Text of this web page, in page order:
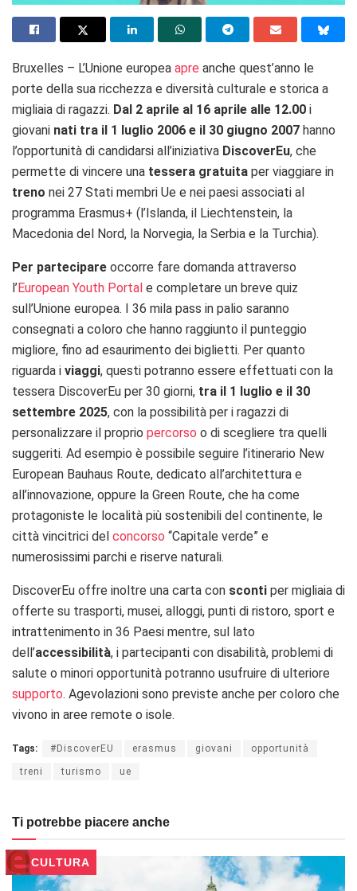
Bruxelles – L’Unione europea apre anche quest’anno le
porte della sua ricchezza e diversità culturale e storica a
migliaia di ragazzi. Dal 2 aprile al 16 aprile alle 12.00 i
giovani nati tra il 1 luglio 2006 e il 30 giugno 2007 hanno
l’opportunità di candidarsi all’iniziativa DiscoverEu, che
permette di vincere una tessera gratuita per viaggiare in
treno nei 27 Stati membri Ue e nei paesi associati al
programma Erasmus+ (l’Islanda, il Liechtenstein, la
Macedonia del Nord, la Norvegia, la Serbia e la Turchia).
Per partecipare occorre fare domanda attraverso
l’European Youth Portal e completare un breve quiz
sull’Unione europea. I 36 mila pass in palio saranno
consegnati a coloro che hanno raggiunto il punteggio
migliore, fino ad esaurimento dei biglietti. Per quanto
riguarda i viaggi, questi potranno essere effettuati con la
tessera DiscoverEu per 30 giorni, tra il 1 luglio e il 30
settembre 2025, con la possibilità per i ragazzi di
personalizzare il proprio percorso o di scegliere tra quelli
suggeriti. Ad esempio è possibile seguire l’itinerario New
European Bauhaus Route, dedicato all’architettura e
all’innovazione, oppure la Green Route, che ha come
protagoniste le località più sostenibili del continente, le
città vincitrici del concorso “Capitale verde” e
numerosissimi parchi e riserve naturali.
DiscoverEu offre inoltre una carta con sconti per migliaia di
offerte su trasporti, musei, alloggi, punti di ristoro, sport e
intrattenimento in 36 Paesi mentre, sul lato
dell’accessibilità, i partecipanti con disabilità, problemi di
salute o minori opportunità potranno usufruire di ulteriore
supporto. Agevolazioni sono previste anche per coloro che
vivono in aree remote o isole.
Tags: #DiscoverEU erasmus giovani opportunità
treni turismo ue
Ti potrebbe piacere anche
CULTURA